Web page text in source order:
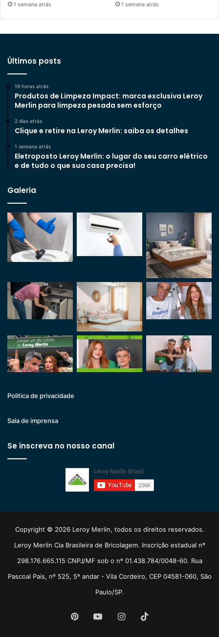
1 semana atrás 1 semana atrás
Últimos posts
19 horas atrás
Produtos de Limpeza Impact: marca exclusiva Leroy
Merlin para limpeza pesada sem esforço
2 dias atrás
Clique e retire na Leroy Merlin: saiba os detalhes
1 semana atrás
Eletroposto Leroy Merlin: o lugar do seu carro elétrico
e de tudo o que sua casa precisa!
Galeria
Politica de privacidade
Sala de imprensa
Se inscreva no nosso canal
Copyright © 2026 Leroy Merlin, todos os direitos reservados.
Leroy Merlin Cia Brasileira de Bricolagem. Inscrição estadual nº
298.176.665.115 CNPJ/MF sob o nº 01.438.784/0048-60. Rua
Pascoal Pais, nº 525, 5º andar - Vila Cordeiro, CEP 04581-060, São
Paulo/SP.
PinterestYouTubeInstagram